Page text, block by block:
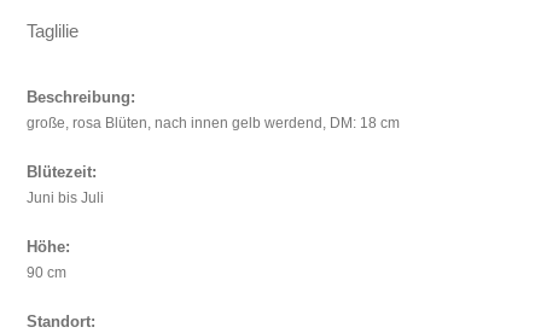
Taglilie
Beschreibung:
große, rosa Blüten, nach innen gelb werdend, DM: 18 cm
Blütezeit:
Juni bis Juli
Höhe:
90 cm
Standort: